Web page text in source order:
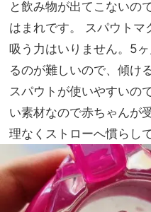
と飲み物が出てこないの
はまれです。 スパウト
吸う力はいりません。5
るのが難しいので、傾け
スパウトが使いやすいの
い素材なので赤ちゃんが
理なくストローへ慣らし